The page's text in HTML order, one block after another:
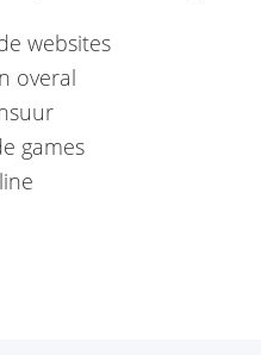
websites
overal
games